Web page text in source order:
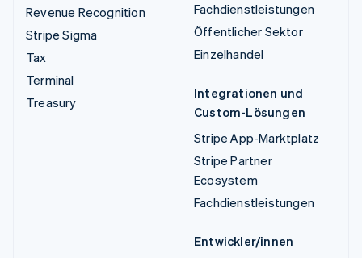
Revenue Recognition
Stripe Sigma
Tax
Terminal
Treasury
Fachdienstleistungen
Öffentlicher Sektor
Einzelhandel
Integrationen und
Custom-Lösungen
Stripe App-Marktplatz
Stripe Partner
Ecosystem
Fachdienstleistungen
Entwickler/innen